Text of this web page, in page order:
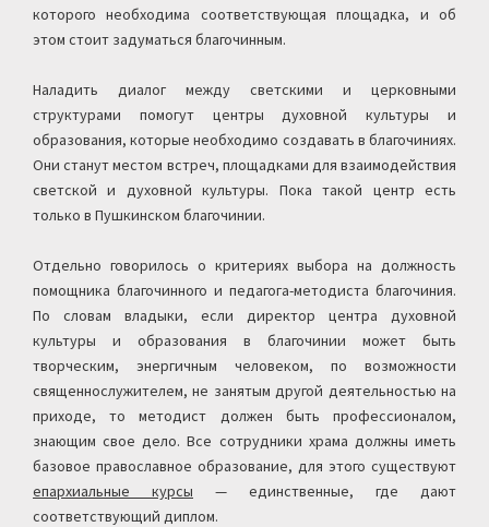
которого необходима соответствующая площадка, и об
этом стоит задуматься благочинным.
Наладить диалог между светскими и церковными
структурами помогут центры духовной культуры и
образования, которые необходимо создавать в благочиниях.
Они станут местом встреч, площадками для взаимодействия
светской и духовной культуры. Пока такой центр есть
только в Пушкинском благочинии.
Отдельно говорилось о критериях выбора на должность
помощника благочинного и педагога-методиста благочиния.
По словам владыки, если директор центра духовной
культуры и образования в благочинии может быть
творческим, энергичным человеком, по возможности
священнослужителем, не занятым другой деятельностью на
приходе, то методист должен быть профессионалом,
знающим свое дело. Все сотрудники храма должны иметь
базовое православное образование, для этого существуют
епархиальные курсы — единственные, где дают
соответствующий диплом.